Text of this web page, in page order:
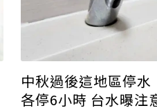
中秋過後這地區停水
各停6小時 台水曝注